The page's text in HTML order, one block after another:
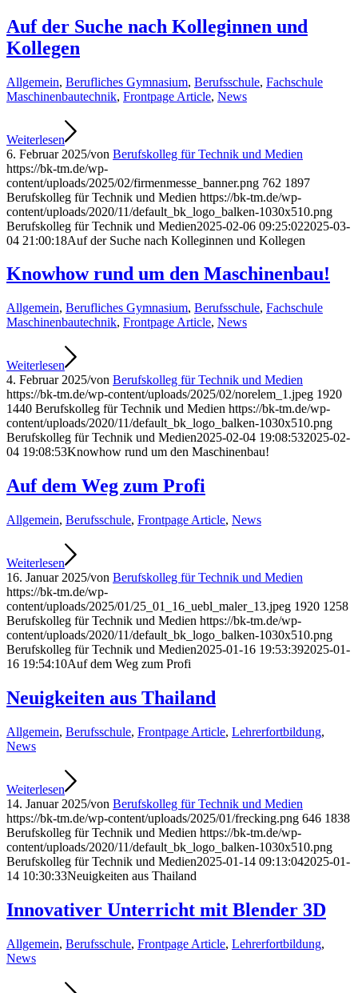
Auf der Suche nach Kolleginnen und
Kollegen
Allgemein, Berufliches Gymnasium, Berufsschule, Fachschule
Maschinenbautechnik, Frontpage Article, News
Weiterlesen
6. Februar 2025/von Berufskolleg für Technik und Medien
https://bk-tm.de/wp-
content/uploads/2025/02/firmenmesse_banner.png 762 1897
Berufskolleg für Technik und Medien https://bk-tm.de/wp-
content/uploads/2020/11/default_bk_logo_balken-1030x510.png
Berufskolleg für Technik und Medien2025-02-06 09:25:022025-03-
04 21:00:18Auf der Suche nach Kolleginnen und Kollegen
Knowhow rund um den Maschinenbau!
Allgemein, Berufliches Gymnasium, Berufsschule, Fachschule
Maschinenbautechnik, Frontpage Article, News
Weiterlesen
4. Februar 2025/von Berufskolleg für Technik und Medien
https://bk-tm.de/wp-content/uploads/2025/02/norelem_1.jpeg 1920
1440 Berufskolleg für Technik und Medien https://bk-tm.de/wp-
content/uploads/2020/11/default_bk_logo_balken-1030x510.png
Berufskolleg für Technik und Medien2025-02-04 19:08:532025-02-
04 19:08:53Knowhow rund um den Maschinenbau!
Auf dem Weg zum Profi
Allgemein, Berufsschule, Frontpage Article, News
Weiterlesen
16. Januar 2025/von Berufskolleg für Technik und Medien
https://bk-tm.de/wp-
content/uploads/2025/01/25_01_16_uebl_maler_13.jpeg 1920 1258
Berufskolleg für Technik und Medien https://bk-tm.de/wp-
content/uploads/2020/11/default_bk_logo_balken-1030x510.png
Berufskolleg für Technik und Medien2025-01-16 19:53:392025-01-
16 19:54:10Auf dem Weg zum Profi
Neuigkeiten aus Thailand
Allgemein, Berufsschule, Frontpage Article, Lehrerfortbildung,
News
Weiterlesen
14. Januar 2025/von Berufskolleg für Technik und Medien
https://bk-tm.de/wp-content/uploads/2025/01/frecking.png 646 1838
Berufskolleg für Technik und Medien https://bk-tm.de/wp-
content/uploads/2020/11/default_bk_logo_balken-1030x510.png
Berufskolleg für Technik und Medien2025-01-14 09:13:042025-01-
14 10:30:33Neuigkeiten aus Thailand
Innovativer Unterricht mit Blender 3D
Allgemein, Berufsschule, Frontpage Article, Lehrerfortbildung,
News